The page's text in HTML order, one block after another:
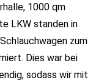
1000 qm
LKW standen in
zum
Dies war bei
sodass wir mit